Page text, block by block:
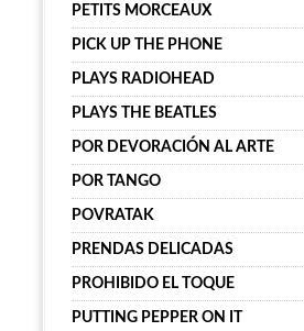
PETITS MORCEAUX
PICK UP THE PHONE
PLAYS RADIOHEAD
PLAYS THE BEATLES
POR DEVORACIÓN AL ARTE
POR TANGO
POVRATAK
PRENDAS DELICADAS
PROHIBIDO EL TOQUE
PUTTING PEPPER ON IT